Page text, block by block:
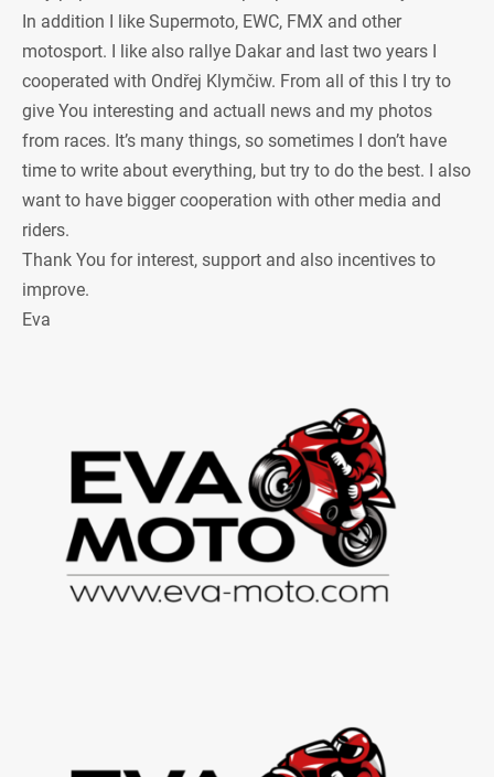
In addition I like Supermoto, EWC, FMX and other
motosport. I like also rallye Dakar and last two years I
cooperated with Ondřej Klymčiw. From all of this I try to
give You interesting and actuall news and my photos
from races. It’s many things, so sometimes I don’t have
time to write about everything, but try to do the best. I also
want to have bigger cooperation with other media and
riders.
Thank You for interest, support and also incentives to
improve.
Eva